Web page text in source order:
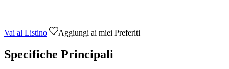
Vai al Listino Aggiungi ai miei Preferiti
Specifiche Principali